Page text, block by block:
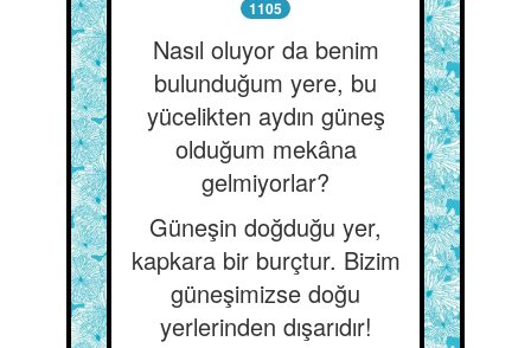
1105
Nasıl oluyor da benim
bulunduğum yere, bu
yücelikten aydın güneş
olduğum mekâna
gelmiyorlar?
Güneşin doğduğu yer,
kapkara bir burçtur. Bizim
güneşimizse doğu
yerlerinden dışarıdır!